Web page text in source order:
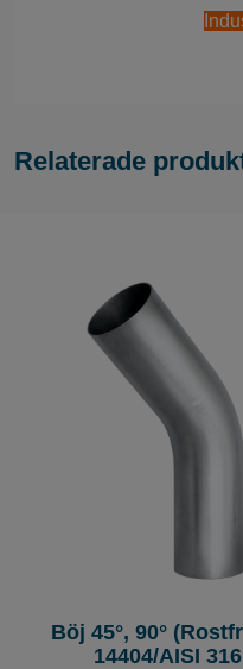
Relaterade
Böj 45°, 90°
14404/AISI